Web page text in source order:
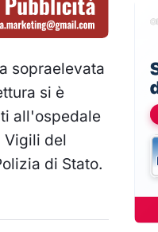
sopraelevata
si è
all'ospedale
Vigili del
di Stato.